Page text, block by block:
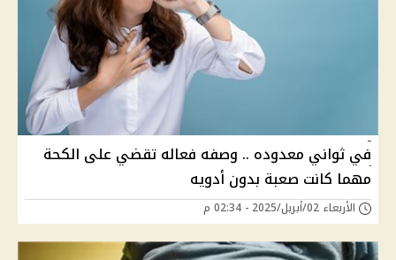
في ثواني معدوده .. وصفه فعاله تقضي على الكحة
مهما كانت صعبة بدون أدويه
الأربعاء 02/أبريل/2025 - 02:34 م